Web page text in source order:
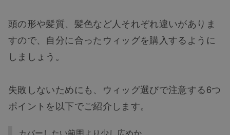
頭の形や髪質、髪色など人それぞれ違いがありま
すので、自分に合ったウィッグを購入するように
しましょう。
失敗しないためにも、ウィッグ選びで注意する6つ
ポイントを以下でご紹介します。
カバーしたい範囲より少し広めか